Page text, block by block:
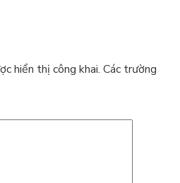
hiển thị công khai. Các trường